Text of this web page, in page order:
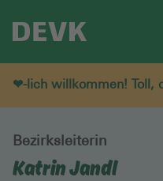
❤-lich willkommen! Toll,
Bezirksleiterin
Katrin Jandl